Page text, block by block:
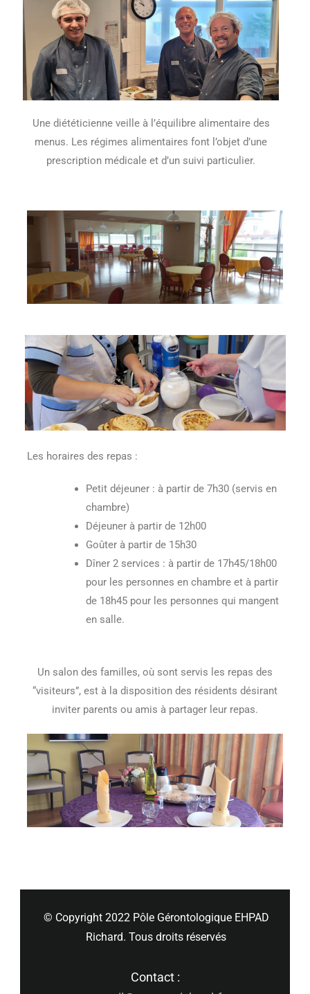
Une diététicienne veille à l’équilibre alimentaire des
menus. Les régimes alimentaires font l’objet d’une
prescription médicale et d’un suivi particulier.
Les horaires des repas :
Petit déjeuner : à partir de 7h30 (servis en
chambre)
Déjeuner à partir de 12h00
Goûter à partir de 15h30
Dîner 2 services : à partir de 17h45/18h00
pour les personnes en chambre et à partir
de 18h45 pour les personnes qui mangent
en salle.
Un salon des familles, où sont servis les repas des
“visiteurs”, est à la disposition des résidents désirant
inviter parents ou amis à partager leur repas.
© Copyright 2022 Pôle Gérontologique EHPAD
Richard. Tous droits réservés
Contact :